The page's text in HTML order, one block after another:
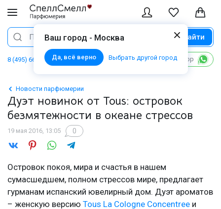
Ваш город - Москва
Да, всё верно Выбрать другой город
Поиск Найти
8 (495) 668 06 02 Написать в WhatsApp
Новости парфюмерии
Дуэт новинок от Tous: островок
безмятежности в океане стрессов
19 мая 2016, 13:05 0
Островок покоя, мира и счастья в нашем
сумасшедшем, полном стрессов мире, предлагает
гурманам испанский ювелирный дом. Дуэт ароматов
– женскую версию Tous La Cologne Concentree и